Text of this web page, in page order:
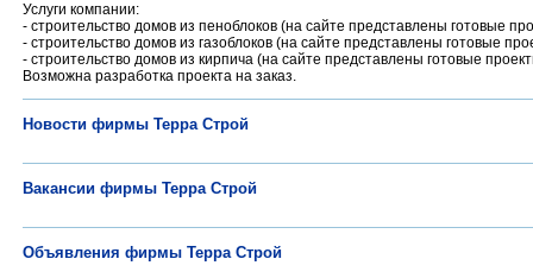
Услуги компании:
- строительство домов из пеноблоков (на сайте представлены готовые
- строительство домов из газоблоков (на сайте представлены готовые
- строительство домов из кирпича (на сайте представлены готовые
Возможна разработка проекта на заказ.
Новости фирмы Терра Строй
Вакансии фирмы Терра Строй
Объявления фирмы Терра Строй